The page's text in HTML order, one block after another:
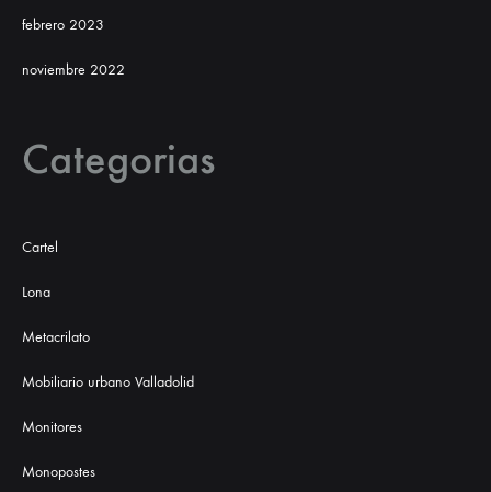
febrero 2023
noviembre 2022
Categorias
Cartel
Lona
Metacrilato
Mobiliario urbano Valladolid
Monitores
Monopostes